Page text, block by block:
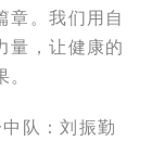
章。我们用自
量，让健康的
：刘振勤